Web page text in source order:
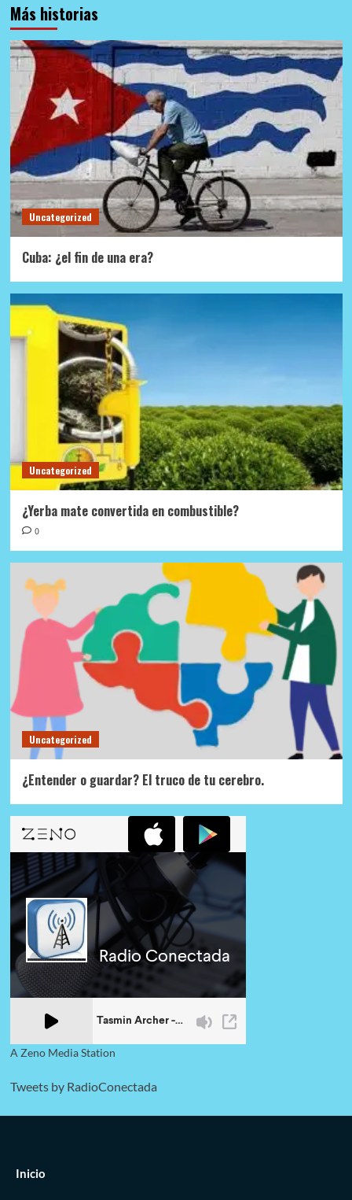
Más historias
Uncategorized
Cuba: ¿el fin de una era?
Uncategorized
¿Yerba mate convertida en combustible?
0
Uncategorized
¿Entender o guardar? El truco de tu cerebro.
A Zeno Media Station
Tweets by RadioConectada
Inicio